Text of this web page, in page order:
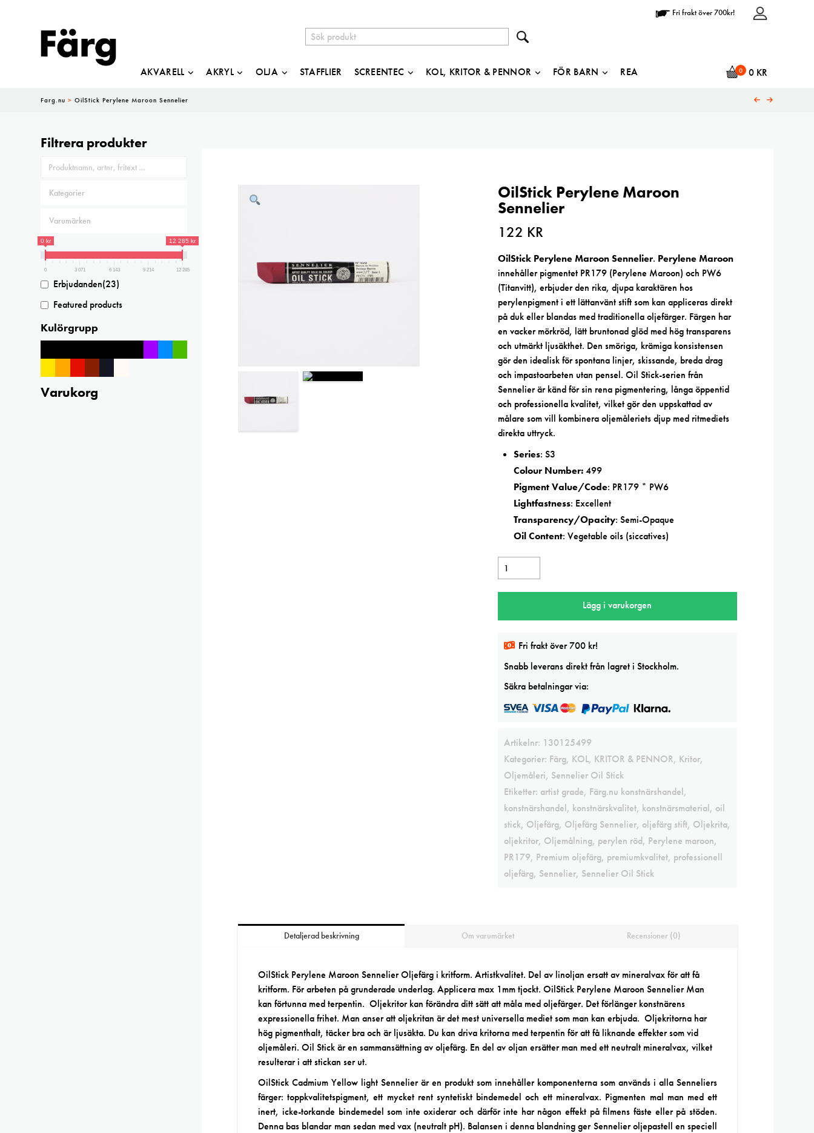
Fri frakt över 700kr!
0 0 KR
AKVARELL AKRYL OLJA STAFFLIER SCREENTEC KOL, KRITOR & PENNOR FÖR BARN REA
Farg.nu >OilStick Perylene Maroon Sennelier
OilStick Perylene Maroon
Sennelier
122 KR
OilStick Perylene Maroon Sennelier. Perylene Maroon
innehåller pigmentet PR179 (Perylene Maroon) och PW6
(Titanvitt), erbjuder den rika, djupa karaktären hos
perylenpigment i ett lättanvänt stift som kan appliceras direkt
på duk eller blandas med traditionella oljefärger. Färgen har
en vacker mörkröd, lätt bruntonad glöd med hög transparens
och utmärkt ljusäkthet. Den smöriga, krämiga konsistensen
gör den idealisk för spontana linjer, skissande, breda drag
och impastoarbeten utan pensel. Oil Stick-serien från
Sennelier är känd för sin rena pigmentering, långa öppentid
och professionella kvalitet, vilket gör den uppskattad av
målare som vill kombinera oljemåleriets djup med ritmediets
direkta uttryck.
Series: S3
Colour Number:499
Pigment Value/Code: PR179 * PW6
Lightfastness: Excellent
Transparency/Opacity: Semi-Opaque
Oil Content: Vegetable oils (siccatives)
OilStick
Perylene
Lägg i varukorgen
Fri frakt över 700 kr!
Snabb leverans direkt från lagret i Stockholm.
Säkra betalningar via:
Artikelnr: 130125499
Kategorier: Färg, KOL, KRITOR & PENNOR, Kritor,
Oljemåleri, Sennelier Oil Stick
Etiketter: artist grade, Färg.nu konstnärshandel,
konstnärshandel, konstnärskvalitet, konstnärsmaterial, oil
stick, Oljefärg, Oljefärg Sennelier, oljefärg stift, Oljekrita,
oljekritor, Oljemålning, perylen röd, Perylene maroon,
PR179, Premium oljefärg, premiumkvalitet, professionell
oljefärg, Sennelier, Sennelier Oil Stick
Detaljerad beskrivning Om varumärket Recensioner (0)
OilStick Perylene Maroon Sennelier Oljefärg i kritform.Artistkvalitet. Del av linoljan ersatt av mineralvax för att få
kritform. För arbeten på grunderade underlag. Applicera max 1mm tjockt. OilStick Perylene Maroon Sennelier Man
kan förtunna med terpentin. Oljekritor kan förändra ditt sätt att måla med oljefärger. Det förlänger konstnärens
expressionella frihet. Man anser att oljekritan är det mest universella mediet som man kan erbjuda. Oljekritorna har
hög pigmenthalt, täcker bra och är ljusäkta. Du kan driva kritorna med terpentin för att få liknande effekter som vid
oljemåleri.Oil Stickär en sammansättning av oljefärg. En del av oljan ersätter man med ett neutralt mineralvax, vilket
resulterar i att stickan ser ut.
OilStick Cadmium Yellow light Sennelier är en produkt som innehåller komponenterna som används i alla Senneliers
färger: toppkvalitetspigment, ett mycket rent syntetiskt bindemedel och ett mineralvax. Pigmenten mal man med ett
inert, icke-torkande bindemedel som inte oxiderar och därför inte har någon effekt på filmens fäste eller på stöden.
Denna bas blandar man sedan med vax (neutralt pH). Balansen i denna blandning ger Sennelier oljepastell en speciell
Filtrera produkter
0 kr 12 285 kr
0 3 071 6 143 9 214 12 285
Erbjudanden(23)
Featured products
Kulörgrupp
Varukorg